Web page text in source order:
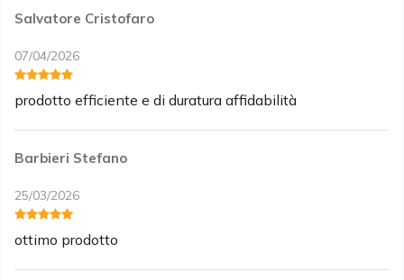
Salvatore Cristofaro
07/04/2026
prodotto efficiente e di duratura affidabilità
Barbieri Stefano
25/03/2026
ottimo prodotto